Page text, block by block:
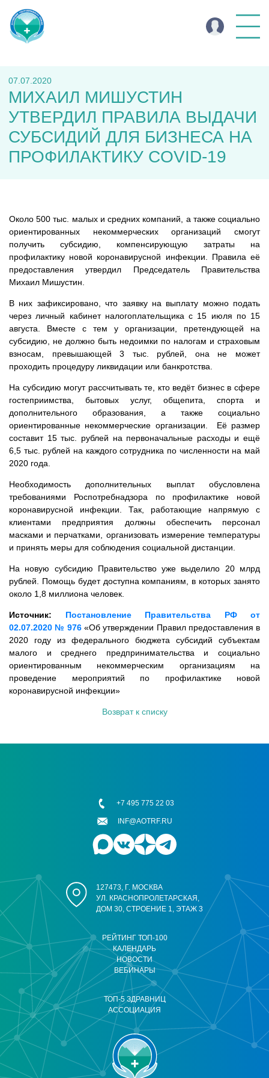
07.07.2020
МИХАИЛ МИШУСТИН
УТВЕРДИЛ ПРАВИЛА ВЫДАЧИ
СУБСИДИЙ ДЛЯ БИЗНЕСА НА
ПРОФИЛАКТИКУ COVID-19
Около 500 тыс. малых и средних компаний, а также социально
ориентированных некоммерческих организаций смогут
получить субсидию, компенсирующую затраты на
профилактику новой коронавирусной инфекции. Правила её
предоставления утвердил Председатель Правительства
Михаил Мишустин.
В них зафиксировано, что заявку на выплату можно подать
через личный кабинет налогоплательщика с 15 июля по 15
августа. Вместе с тем у организации, претендующей на
субсидию, не должно быть недоимки по налогам и страховым
взносам, превышающей 3 тыс. рублей, она не может
проходить процедуру ликвидации или банкротства.
На субсидию могут рассчитывать те, кто ведёт бизнес в сфере
гостеприимства, бытовых услуг, общепита, спорта и
дополнительного образования, а также социально
ориентированные некоммерческие организации. Её размер
составит 15 тыс. рублей на первоначальные расходы и ещё
6,5 тыс. рублей на каждого сотрудника по численности на май
2020 года.
Необходимость дополнительных выплат обусловлена
требованиями Роспотребнадзора по профилактике новой
коронавирусной инфекции. Так, работающие напрямую с
клиентами предприятия должны обеспечить персонал
масками и перчатками, организовать измерение температуры
и принять меры для соблюдения социальной дистанции.
На новую субсидию Правительство уже выделило 20 млрд
рублей. Помощь будет доступна компаниям, в которых занято
около 1,8 миллиона человек.
Источник: Постановление Правительства РФ от
02.07.2020 № 976«Об утверждении Правил предоставления в
2020 году из федерального бюджета субсидий субъектам
малого и среднего предпринимательства и социально
ориентированным некоммерческим организациям на
проведение мероприятий по профилактике новой
коронавирусной инфекции»
Возврат к списку
РЕЙТИНГ ТОП-100
КАЛЕНДАРЬ
НОВОСТИ
ВЕБИНАРЫ
ТОП-5 ЗДРАВНИЦ
АССОЦИАЦИЯ
127473, Г. МОСКВА
УЛ. КРАСНОПРОЛЕТАРСКАЯ,
ДОМ 30, СТРОЕНИЕ 1, ЭТАЖ 3
+7 495 775 22 03
INF@AOTRF.RU